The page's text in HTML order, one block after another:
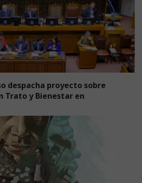
despacha proyecto sobre
Trato y Bienestar en